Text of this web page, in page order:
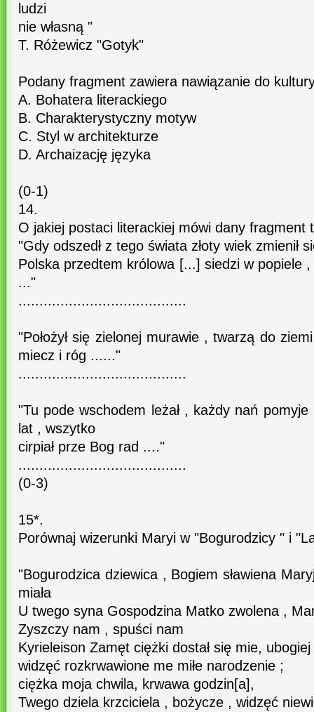
ludzi
nie własną "
T. Różewicz "Gotyk"
Podany fragment zawiera nawiązanie do
A. Bohatera literackiego
B. Charakterystyczny motyw
C. Styl w architekturze
D. Archaizację języka
(0-1)
14.
O jakiej postaci literackiej mówi dany fragment
"Gdy odszedł z tego świata złoty wiek zmienił
Polska przedtem królowa [...] siedzi w popiele
..."
........................................
"Położył się zielonej murawie , twarzą do
miecz i róg ......"
........................................
"Tu pode wschodem leżał , każdy nań pomyje
lat , wszytko
cirpiał prze Bog rad ...."
........................................
(0-3)
15*.
Porównaj wizerunki Maryi w "Bogurodzicy " i
"Bogurodzica dziewica , Bogiem sławiena
miała
U twego syna Gospodzina Matko zwolena ,
Zyszczy nam , spuści nam
Kyrieleison Zamęt ciężki dostał się mie,
widzęć rozkrwawione me miłe narodzenie ;
ciężka moja chwila, krwawa godzin[a],
Twego dziela krzciciela , bożycze , widzęć